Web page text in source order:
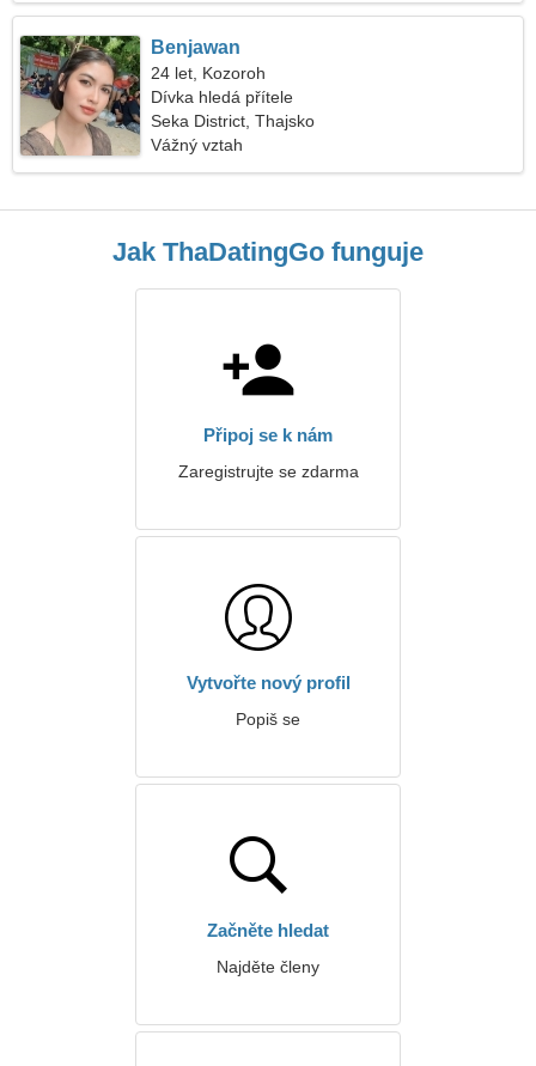
Benjawan
24 let, Kozoroh
Dívka hledá přítele
Seka District, Thajsko
Vážný vztah
Jak ThaDatingGo funguje
Připoj se k nám
Zaregistrujte se zdarma
Vytvořte nový profil
Popiš se
Začněte hledat
Najděte členy